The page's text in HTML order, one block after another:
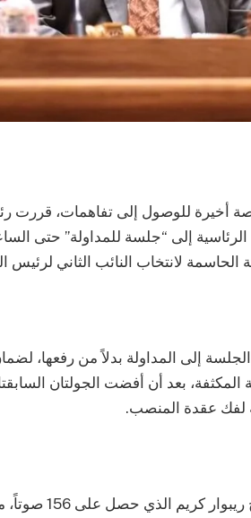
أخيرة للوصول إلى تفاهمات، قررت
إلى “جلسة للمداولة” حتى
الحاسمة لانتخاب النائب الثاني
إلى المداولة بدلاً من رفعها،
بعد أن أفضت الجولتان
لفك عقدة المنصب.
وكانت الجولة الثانية قد